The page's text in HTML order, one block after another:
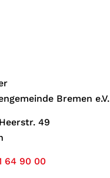
Bremen e.V.
49
64 90 00